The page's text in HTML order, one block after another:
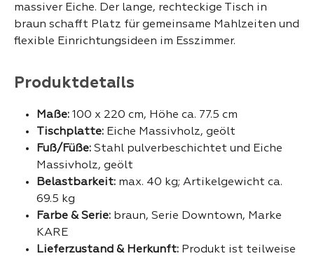
massiver Eiche. Der lange, rechteckige Tisch in
braun schafft Platz für gemeinsame Mahlzeiten und
flexible Einrichtungsideen im Esszimmer.
Produktdetails
Maße: 100 x 220 cm, Höhe ca. 77.5 cm
Tischplatte: Eiche Massivholz, geölt
Fuß/Füße: Stahl pulverbeschichtet und Eiche
Massivholz, geölt
Belastbarkeit: max. 40 kg; Artikelgewicht ca.
69.5 kg
Farbe & Serie: braun, Serie Downtown, Marke
KARE
Lieferzustand & Herkunft: Produkt ist teilweise